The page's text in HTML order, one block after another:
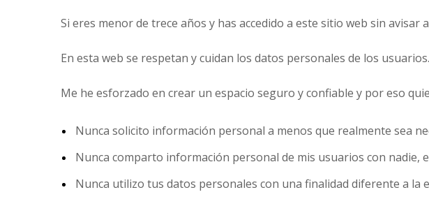
Si eres menor de trece años y has accedido a este sitio web sin
En esta web se respetan y cuidan los datos personales de los
Me he esforzado en crear un espacio seguro y confiable y por eso
Nunca solicito información personal a menos que realmente sea
Nunca comparto información personal de mis usuarios con nadie,
Nunca utilizo tus datos personales con una finalidad diferente a la